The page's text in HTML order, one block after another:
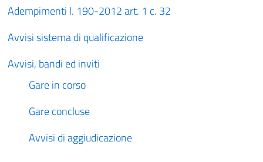
Adempimenti l. 190-2012 art. 1 c. 32
Avvisi sistema di qualificazione
Avvisi, bandi ed inviti
Gare in corso
Gare concluse
Avvisi di aggiudicazione